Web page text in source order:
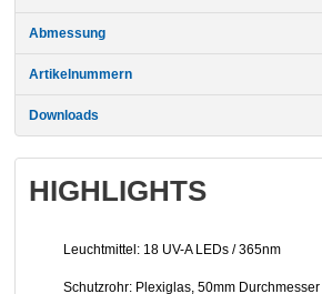
Abmessung
Artikelnummern
Downloads
HIGHLIGHTS
Leuchtmittel: 18 UV-A LEDs / 365nm
Schutzrohr: Plexiglas, 50mm Durchmesser